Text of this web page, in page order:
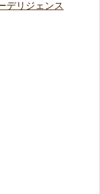
デリジェンス